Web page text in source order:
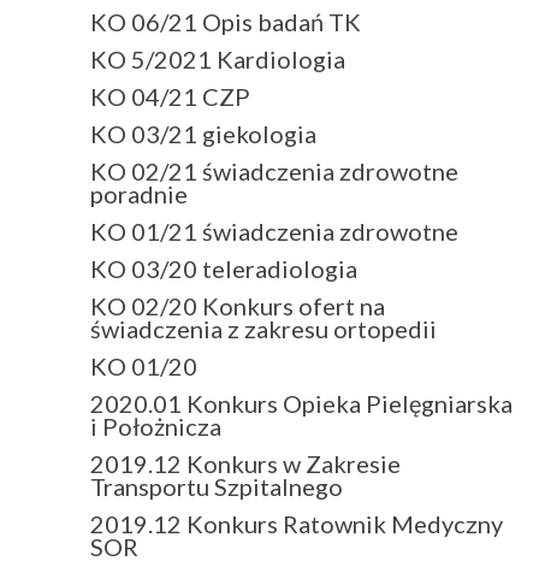
KO 06/21 Opis badań TK
KO 5/2021 Kardiologia
KO 04/21 CZP
KO 03/21 giekologia
KO 02/21 świadczenia zdrowotne
poradnie
KO 01/21 świadczenia zdrowotne
KO 03/20 teleradiologia
KO 02/20 Konkurs ofert na
świadczenia z zakresu ortopedii
KO 01/20
2020.01 Konkurs Opieka Pielęgniarska
i Położnicza
2019.12 Konkurs w Zakresie
Transportu Szpitalnego
2019.12 Konkurs Ratownik Medyczny
SOR